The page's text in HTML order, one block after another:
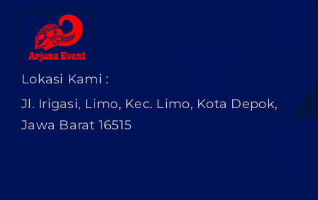
Lokasi Kami :
Jl. Irigasi, Limo, Kec. Limo, Kota Depok,
Jawa Barat 16515